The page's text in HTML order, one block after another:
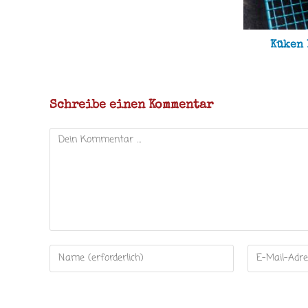
Küken
Schreibe einen Kommentar
Kommentar
Gib
deinen
Gib
deine